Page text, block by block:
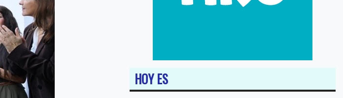
HOY ES